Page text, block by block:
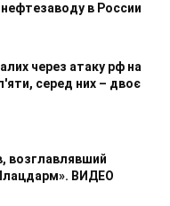
в России
через атаку рф на
серед них – двоє
возглавлявший
ВИДЕО